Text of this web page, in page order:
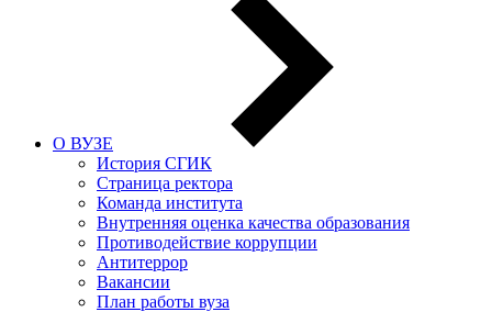
О ВУЗЕ
История СГИК
Страница ректора
Команда института
Внутренняя оценка качества образования
Противодействие коррупции
Антитеррор
Вакансии
План работы вуза